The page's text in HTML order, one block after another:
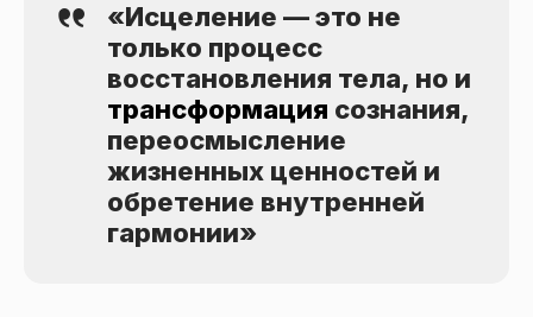
«Исцеление — это не
только процесс
восстановления тела, но и
трансформация сознания,
переосмысление
жизненных ценностей и
обретение внутренней
гармонии»